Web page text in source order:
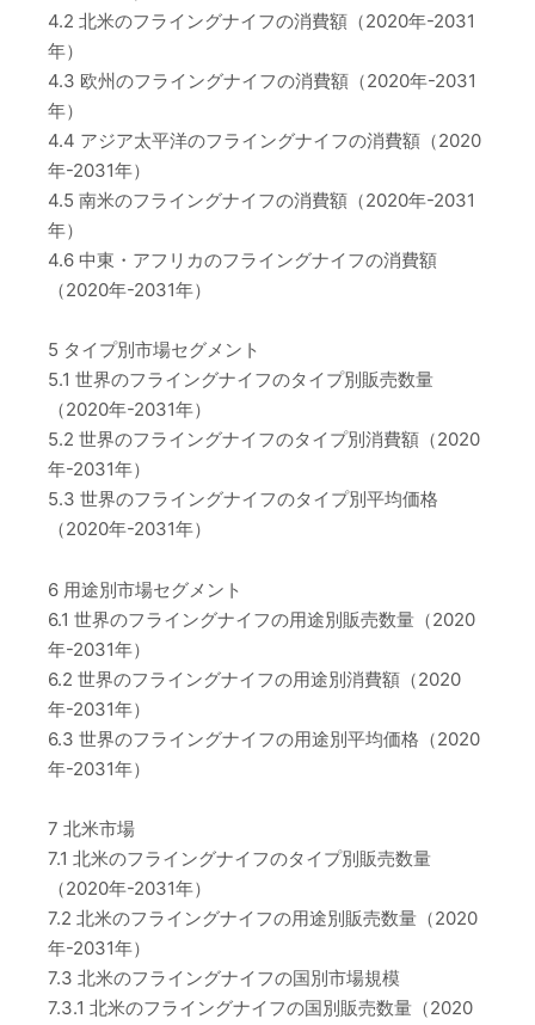
4.2 北米のフライングナイフの消費額（2020年-2031
年）
4.3 欧州のフライングナイフの消費額（2020年-2031
年）
4.4 アジア太平洋のフライングナイフの消費額（2020
年-2031年）
4.5 南米のフライングナイフの消費額（2020年-2031
年）
4.6 中東・アフリカのフライングナイフの消費額
（2020年-2031年）
5 タイプ別市場セグメント
5.1 世界のフライングナイフのタイプ別販売数量
（2020年-2031年）
5.2 世界のフライングナイフのタイプ別消費額（2020
年-2031年）
5.3 世界のフライングナイフのタイプ別平均価格
（2020年-2031年）
6 用途別市場セグメント
6.1 世界のフライングナイフの用途別販売数量（2020
年-2031年）
6.2 世界のフライングナイフの用途別消費額（2020
年-2031年）
6.3 世界のフライングナイフの用途別平均価格（2020
年-2031年）
7 北米市場
7.1 北米のフライングナイフのタイプ別販売数量
（2020年-2031年）
7.2 北米のフライングナイフの用途別販売数量（2020
年-2031年）
7.3 北米のフライングナイフの国別市場規模
7.3.1 北米のフライングナイフの国別販売数量（2020